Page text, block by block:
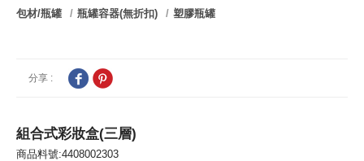
包材/瓶罐 瓶罐容器(無折扣) 塑膠瓶罐
分享 :
組合式彩妝盒(三層)
商品料號:4408002303